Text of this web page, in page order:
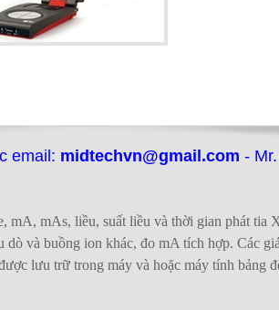
email: midtechvn@gmail.com -
mA, mAs, liều, suất liều và thời gian phát tia
dò và buồng ion khác, đo mA tích hợp. Các
lưu trữ trong máy và hoặc máy tính bảng